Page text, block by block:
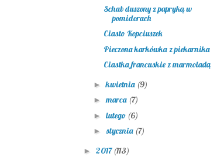
Schab duszony z papryką w
pomidorach
Ciasto Kopciuszek
Pieczona karkówka z piekarnika
Ciastka francuskie z marmoladą
►kwietnia (9)
►marca (7)
► lutego (6)
► stycznia (7)
► 2017(113)